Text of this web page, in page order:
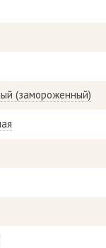
(замороженный)